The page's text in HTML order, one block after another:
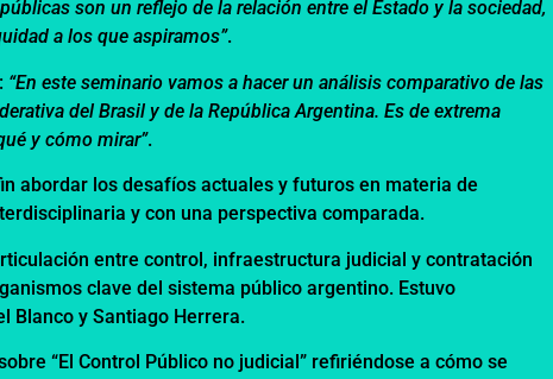
son un reflejo de la relación entre el Estado y la sociedad,
a los que aspiramos”.
“En este seminario vamos a hacer un análisis comparativo de las
del Brasil y de la República Argentina. Es de extrema
y cómo mirar”.
abordar los desafíos actuales y futuros en materia de
y con una perspectiva comparada.
entre control, infraestructura judicial y contratación
clave del sistema público argentino. Estuvo
Blanco y Santiago Herrera.
“El Control Público no judicial” refiriéndose a cómo se